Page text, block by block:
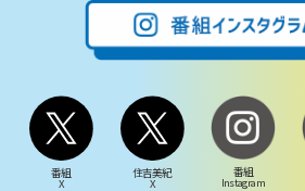
番組
X
住吉美紀
X
番組
Instagram